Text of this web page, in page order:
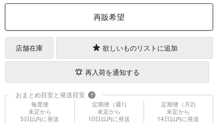
再販希望
店舗在庫 欲しいものリストに追加
再入荷を通知する
おまとめ目安と発送目安 ?
毎度便
未定から
5日以内に発送
定期便（週1)
未定から
10日以内に発送
定期便（月2)
未定から
14日以内に発送